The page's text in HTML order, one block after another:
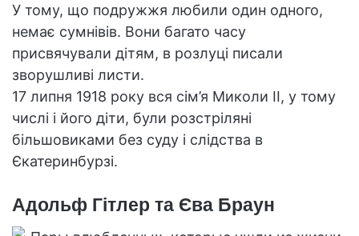
У тому, що подружжя любили один одного,
немає сумнівів. Вони багато часу
присвячували дітям, в розлуці писали
зворушливі листи.
17 липня 1918 року вся сім’я Миколи II, у тому
числі і його діти, були розстріляні
більшовиками без суду і слідства в
Єкатеринбурзі.
Адольф Гітлер та Єва Браун